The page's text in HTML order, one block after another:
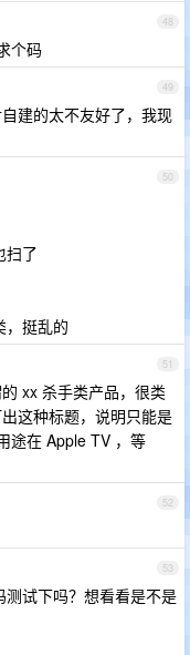
48
个码
49
建的太不友好了，我现
50
扫了
，挺乱的
51
xx 杀手类产品，很类
这种标题，说明只能是
途在 Apple TV ，等
52
53
试下吗？想看看是不是